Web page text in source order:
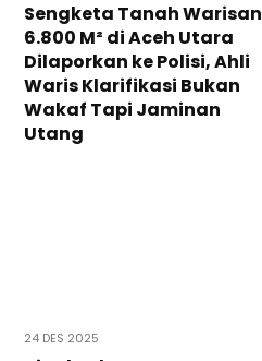
Sengketa Tanah Warisan
6.800 M² di Aceh Utara
Dilaporkan ke Polisi, Ahli
Waris Klarifikasi Bukan
Wakaf Tapi Jaminan
Utang
24 DES 2025